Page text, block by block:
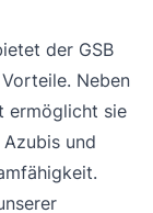
der GSB
Neben
ermöglicht sie
und